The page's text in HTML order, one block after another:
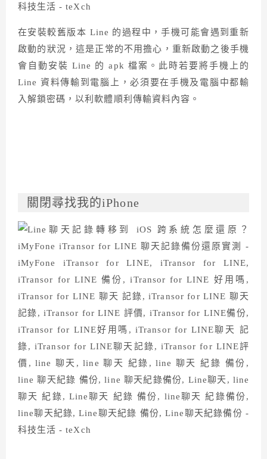
在安裝較舊版本 Line 的過程中，手機可能會遇到重新
啟動的狀況，這是正常的不用擔心，重新啟動之後手機
會自動安裝 Line 的 apk 檔案。此時若要將手機上的
Line 資料傳輸到電腦上，必須要在手機及電腦中都輸
入解鎖密碼，以利軟體順利傳輸資料內容。
關閉尋找我的iPhone